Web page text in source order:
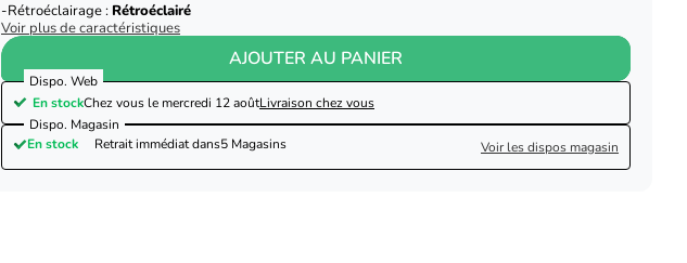
Rétroéclairage : Rétroéclairé
Voir plus de caractéristiques
AJOUTER AU PANIER
Dispo. Web
En stockChez vous le mercredi 12 aoûtLivraison chez vous
Dispo. Magasin
En stock
Retrait immédiat dans5 Magasins Voir les dispos magasin